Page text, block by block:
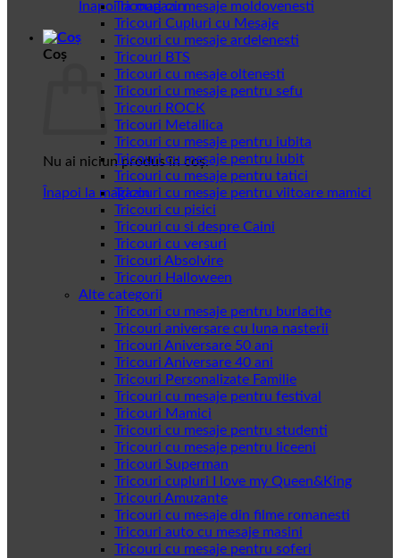
Înapoi la magazin
Coș
Nu ai niciun produs în coș.
Înapoi la magazin
Tricouri cu mesaje moldovenesti
Tricouri Cupluri cu Mesaje
Tricouri cu mesaje ardelenesti
Tricouri BTS
Tricouri cu mesaje oltenesti
Tricouri cu mesaje pentru sefu
Tricouri ROCK
Tricouri Metallica
Tricouri cu mesaje pentru iubita
Tricouri cu mesaje pentru iubit
Tricouri cu mesaje pentru tatici
Tricouri cu mesaje pentru viitoare mamici
Tricouri cu pisici
Tricouri cu si despre Caini
Tricouri cu versuri
Tricouri Absolvire
Tricouri Halloween
Alte categorii
Tricouri cu mesaje pentru burlacite
Tricouri aniversare cu luna nasterii
Tricouri Aniversare 50 ani
Tricouri Aniversare 40 ani
Tricouri Personalizate Familie
Tricouri cu mesaje pentru festival
Tricouri Mamici
Tricouri cu mesaje pentru studenti
Tricouri cu mesaje pentru liceeni
Tricouri Superman
Tricouri cupluri I love my Queen&King
Tricouri Amuzante
Tricouri cu mesaje din filme romanesti
Tricouri auto cu mesaje masini
Tricouri cu mesaje pentru soferi